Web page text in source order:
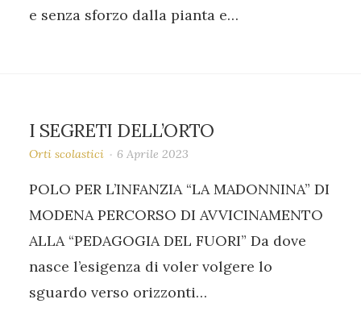
e senza sforzo dalla pianta e…
I SEGRETI DELL’ORTO
Orti scolastici 6 Aprile 2023
POLO PER L’INFANZIA “LA MADONNINA” DI
MODENA PERCORSO DI AVVICINAMENTO
ALLA “PEDAGOGIA DEL FUORI” Da dove
nasce l’esigenza di voler volgere lo
sguardo verso orizzonti…